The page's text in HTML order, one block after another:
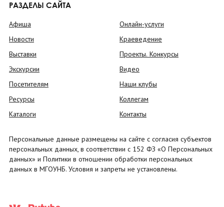
РАЗДЕЛЫ САЙТА
Афиша
Новости
Выставки
Экскурсии
Посетителям
Ресурсы
Каталоги
Онлайн-услуги
Краеведение
Проекты. Конкурсы
Видео
Наши клубы
Коллегам
Контакты
Персональные данные размещены на сайте с согласия субъектов
персональных данных, в соответствии с 152 ФЗ «О Персональных
данных» и Политики в отношении обработки персональных
данных в МГОУНБ. Условия и запреты не установлены.